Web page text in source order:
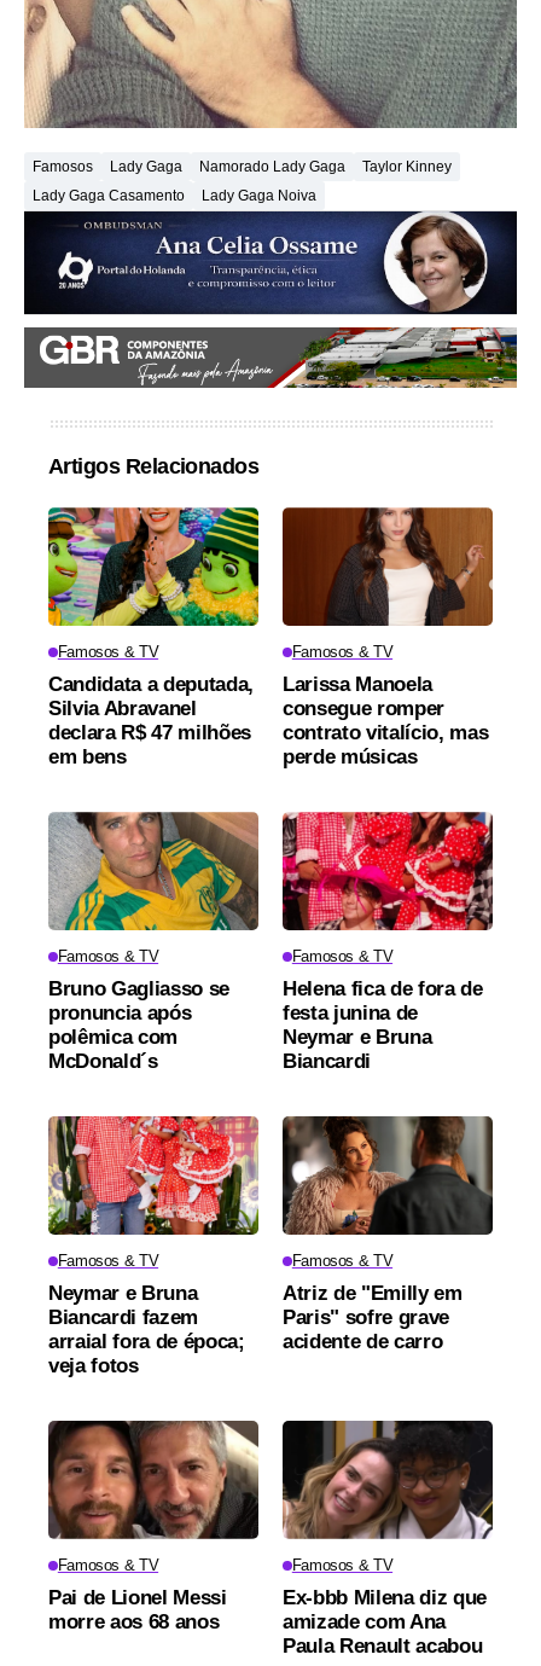
Famosos Lady Gaga Namorado Lady Gaga
Taylor Kinney
Lady Gaga Casamento
Lady Gaga Noiva
Artigos Relacionados
Famosos & TV
Candidata a deputada,
Silvia Abravanel
declara R$ 47 milhões
em bens
Famosos & TV
Larissa Manoela
consegue romper
contrato vitalício, mas
perde músicas
Famosos & TV
Bruno Gagliasso se
pronuncia após
polêmica com
McDonald´s
Famosos & TV
Helena fica de fora de
festa junina de
Neymar e Bruna
Biancardi
Famosos & TV
Neymar e Bruna
Biancardi fazem
arraial fora de época;
veja fotos
Famosos & TV
Atriz de "Emilly em
Paris" sofre grave
acidente de carro
Famosos & TV
Pai de Lionel Messi
morre aos 68 anos
Famosos & TV
Ex-bbb Milena diz que
amizade com Ana
Paula Renault acabou